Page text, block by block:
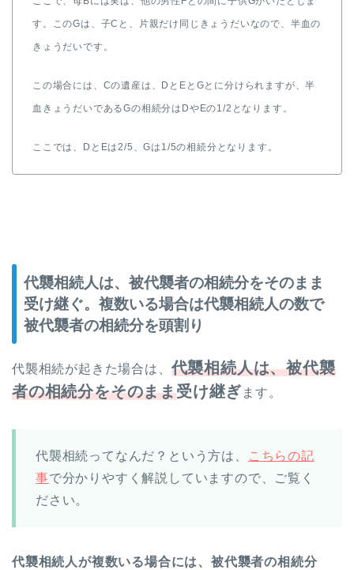
す。このGは、子Cと、片親だけ同じきょうだいなので、半血の
きょうだいです。
この場合には、Cの遺産は、DとEとGとに分けられますが、半
血きょうだいであるGの相続分はDやEの1/2となります。
ここでは、DとEは2/5、Gは1/5の相続分となります。
代襲相続人は、被代襲者の相続分をそのまま
受け継ぐ。複数いる場合は代襲相続人の数で
被代襲者の相続分を頭割り
代襲相続が起きた場合は、 代襲相続人は、被代襲
者の相続分をそのまま受け継ぎ ます。
代襲相続ってなんだ？という方は、
こちらの記
事で分かりやすく解説していますので、ご覧く
ださい。
代襲相続人が複数いる場合には、被代襲者の相続分